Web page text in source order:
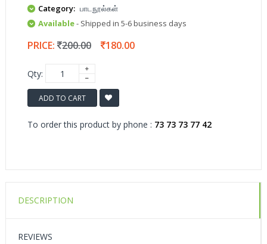
Category: பாடநூல்கள்
Available- Shipped in 5-6 business days
PRICE: 200.00 180.00
Qty:
ADD TO CART
To order this product by phone : 73 73 73 77 42
DESCRIPTION
REVIEWS